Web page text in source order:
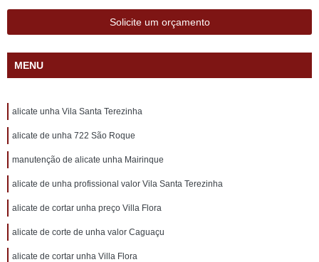
Solicite um orçamento
MENU
alicate unha Vila Santa Terezinha
alicate de unha 722 São Roque
manutenção de alicate unha Mairinque
alicate de unha profissional valor Vila Santa Terezinha
alicate de cortar unha preço Villa Flora
alicate de corte de unha valor Caguaçu
alicate de cortar unha Villa Flora